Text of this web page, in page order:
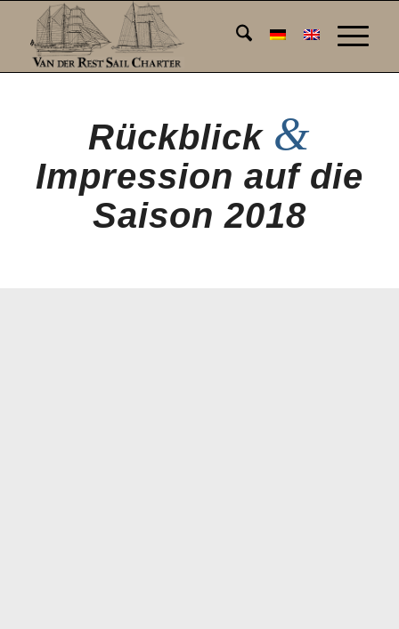
Rückblick &
Impression auf die
Saison 2018